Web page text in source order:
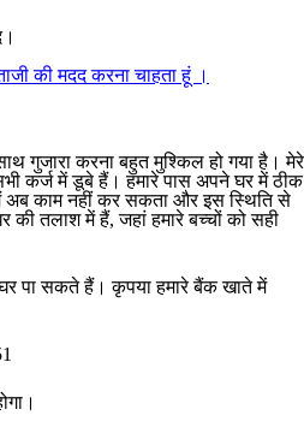
की मदद करना चाहता हूं ।
गुजारा करना बहुत मुश्किल हो गया है। मेरे
कर्ज में डूबे हैं। हमारे पास अपने घर में ठीक
अब काम नहीं कर सकता और इस स्थिति से
तलाश में हैं, जहां हमारे बच्चों को सही
पा सकते हैं। कृपया हमारे बैंक खाते में